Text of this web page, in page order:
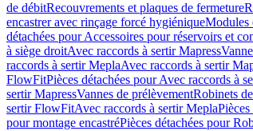
de débitRecouvrements et plaques de fermeture
encastrer avec rinçage forcé hygiéniqueModules
détachées pour Accessoires pour réservoirs et
à siège droitAvec raccords à sertir Mapress
raccords à sertir MeplaAvec raccords à sertir
FlowFitPièces détachées pour Avec raccords à
sertir MapressVannes de prélèvementRobinets
sertir FlowFitAvec raccords à sertir Mepla
pour montage encastréPièces détachées pour